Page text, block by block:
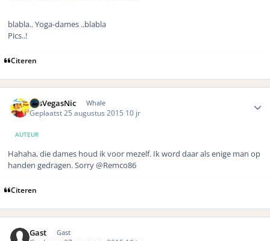
blabla.. Yoga-dames ..blabla
Pics..!
Citeren
LasVegasNic Whale
Geplaatst 25 augustus 2015 10 jr
AUTEUR
Hahaha, die dames houd ik voor mezelf. Ik word daar als enige man op
handen gedragen. Sorry @Remco86
Citeren
Gast Gast